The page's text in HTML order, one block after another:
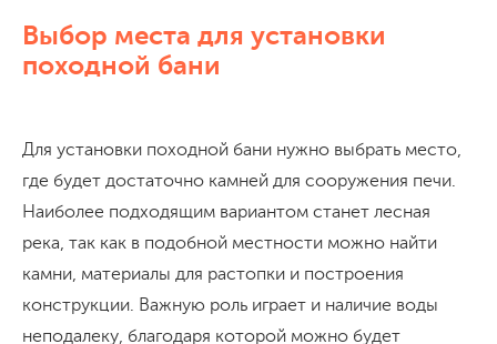
Выбор места для установки
походной бани
Для установки походной бани нужно выбрать место,
где будет достаточно камней для сооружения печи.
Наиболее подходящим вариантом станет лесная
река, так как в подобной местности можно найти
камни, материалы для растопки и построения
конструкции. Важную роль играет и наличие воды
неподалеку, благодаря которой можно будет